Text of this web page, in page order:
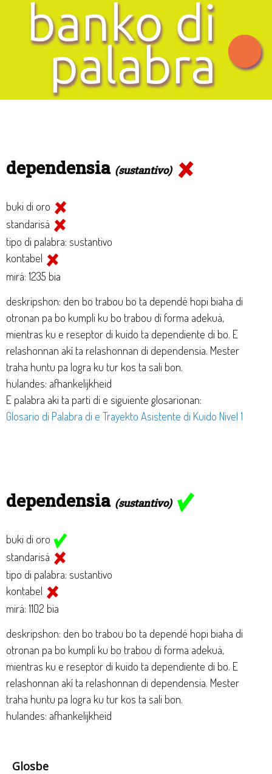
dependensia (sustantivo)
buki di oro
standarisá
tipo di palabra: sustantivo
kontabel
mirá: 1235 bia
deskripshon: den bo trabou bo ta dependé hopi biaha di
otronan pa bo kumpli ku bo trabou di forma adekuá,
mientras ku e reseptor di kuido ta dependiente di bo. E
relashonnan akí ta relashonnan di dependensia. Mester
traha huntu pa logra ku tur kos ta sali bon.
hulandes: afhankelijkheid
E palabra aki ta parti di e siguiente glosarionan:
Glosario di Palabra di e Trayekto Asistente di Kuido Nivel 1
dependensia (sustantivo)
buki di oro
standarisá
tipo di palabra: sustantivo
kontabel
mirá: 1102 bia
deskripshon: den bo trabou bo ta dependé hopi biaha di
otronan pa bo kumpli ku bo trabou di forma adekuá,
mientras ku e reseptor di kuido ta dependiente di bo. E
relashonnan akí ta relashonnan di dependensia. Mester
traha huntu pa logra ku tur kos ta sali bon.
hulandes: afhankelijkheid
Glosbe